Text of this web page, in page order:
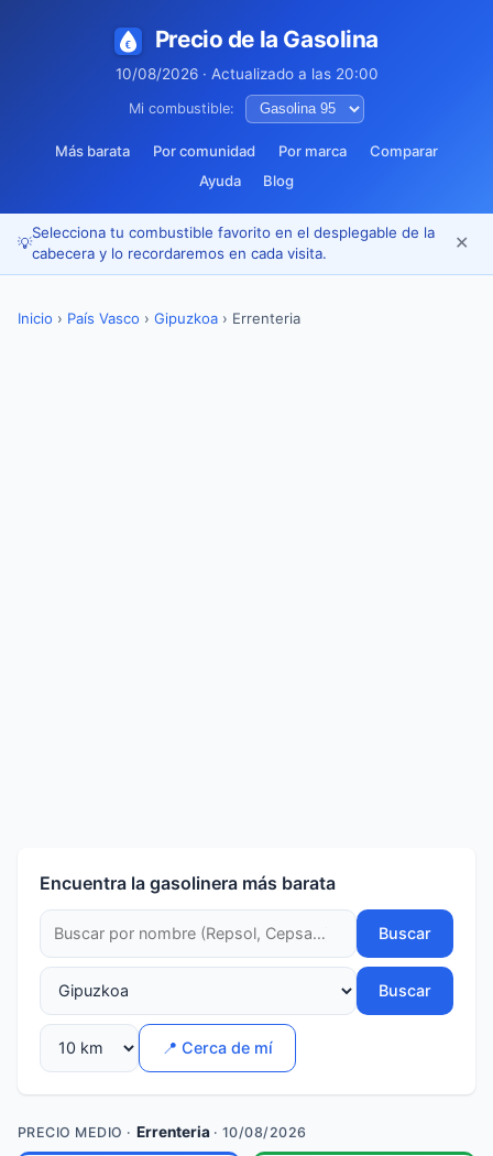
Precio de la Gasolina
10/08/2026 · Actualizado a las 20:00
Mi combustible:
Más barata Por comunidad Por marca
Comparar
Ayuda
Blog
💡
Selecciona tu combustible favorito en el desplegable de la
cabecera y lo recordaremos en cada visita.
✕
Inicio › País Vasco › Gipuzkoa › Errenteria
Encuentra la gasolinera más barata
Buscar
Buscar
📍 Cerca de mí
PRECIO MEDIO · Errenteria · 10/08/2026